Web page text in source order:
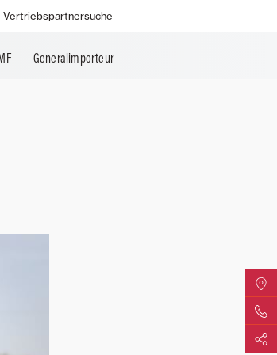
Vertriebspartnersuche
Generalimporteur
MF
Teilen